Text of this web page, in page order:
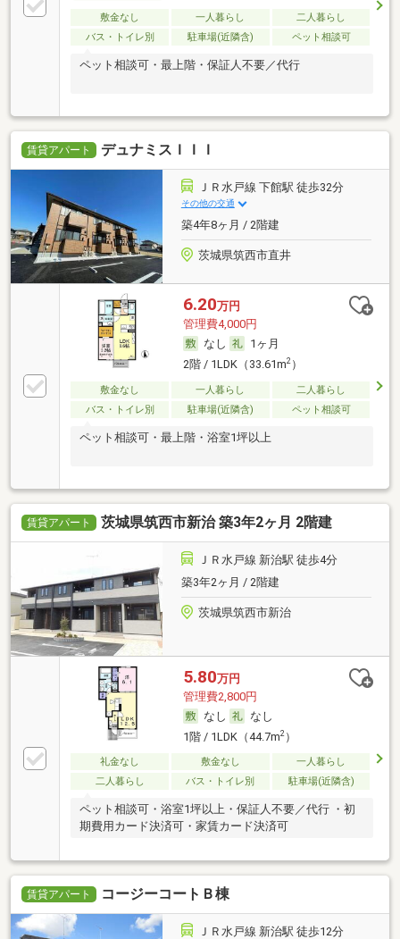
敷金なし 一人暮らし
二人暮らし
バス・トイレ別
駐車場(近隣含) ペット相談可
ペット相談可・最上階・保証人不要／代行
賃貸アパート デュナミスＩＩＩ
ＪＲ水戸線 下館駅 徒歩32分
その他の交通
築4年8ヶ月 / 2階建
茨城県筑西市直井
6.20万円
管理費4,000円
なし
1ヶ月
2階 / 1LDK（33.61m2）
敷金なし 一人暮らし
二人暮らし
バス・トイレ別
駐車場(近隣含) ペット相談可
ペット相談可・最上階・浴室1坪以上
賃貸アパート 茨城県筑西市新治 築3年2ヶ月 2階建
ＪＲ水戸線 新治駅 徒歩4分
築3年2ヶ月 / 2階建
茨城県筑西市新治
5.80万円
管理費2,800円
なし
なし
1階 / 1LDK（44.7m2）
礼金なし 敷金なし
一人暮らし
二人暮らし
バス・トイレ別 駐車場(近隣含)
ペット相談可・浴室1坪以上・保証人不要／代行 ・初
期費用カード決済可・家賃カード決済可
賃貸アパート コージーコートＢ棟
ＪＲ水戸線 新治駅 徒歩12分